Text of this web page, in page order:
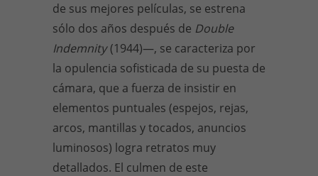
de sus mejores películas, se estrena
sólo dos años después de Double
Indemnity(1944)—, se caracteriza por
la opulencia sofisticada de su puesta de
cámara, que a fuerza de insistir en
elementos puntuales (espejos, rejas,
arcos, mantillas y tocados, anuncios
luminosos) logra retratos muy
detallados. El culmen de este